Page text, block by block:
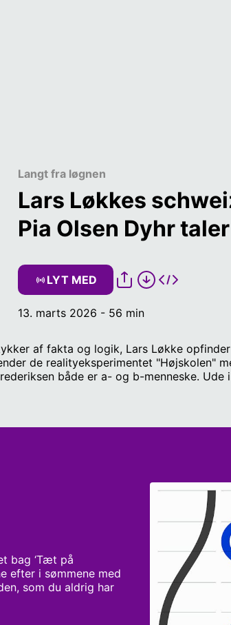
Langt fra løgnen
Lars Løkkes
Pia Olsen Dyhr
LYT MED
13. marts 2026 - 56 min
af fakta og logik, Lars Løkke
de realityeksperimentet "Højskolen"
både er a- og b-menneske. Ude
bag ‘Tæt på
efter i sømmene med
som du aldrig har